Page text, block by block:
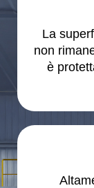
La
non
è